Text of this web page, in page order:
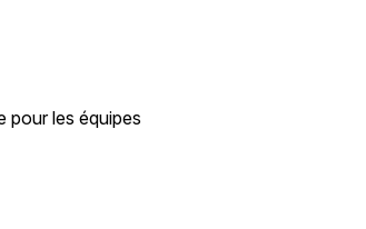
pour les équipes